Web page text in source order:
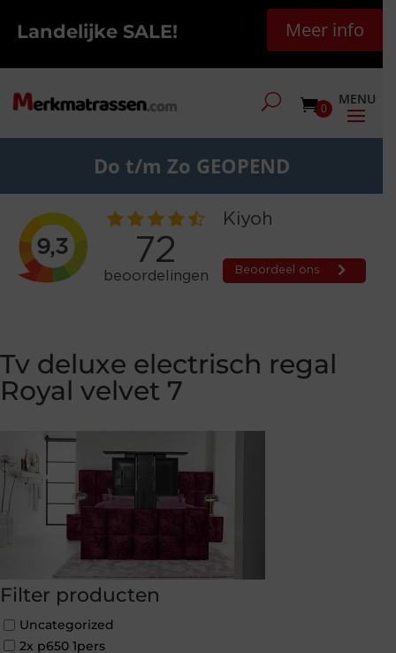
Landelijke SALE! Meer info
0
Do t/m Zo GEOPEND
Tv deluxe electrisch regal
Royal velvet 7
Filter producten
Uncategorized
2x p650 1pers